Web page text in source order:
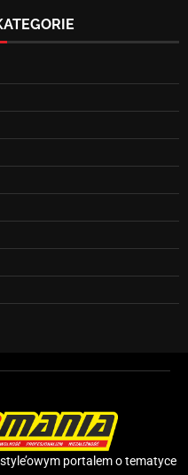
portalem o tematyce